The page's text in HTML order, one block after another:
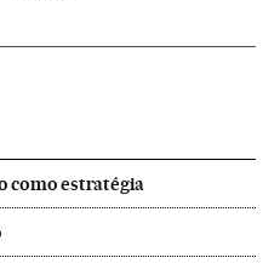
como estratégia